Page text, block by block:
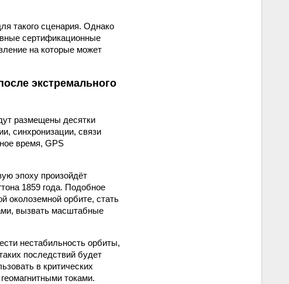
такого сценария. Однако
сертификационные
на которые может
экстремального
размещены десятки
синхронизации, связи
время, GPS
эпоху произойдёт
1859 года. Подобное
околоземной орбите, стать
вызвать масштабные
нестабильность орбиты,
последствий будет
в критических
токами.